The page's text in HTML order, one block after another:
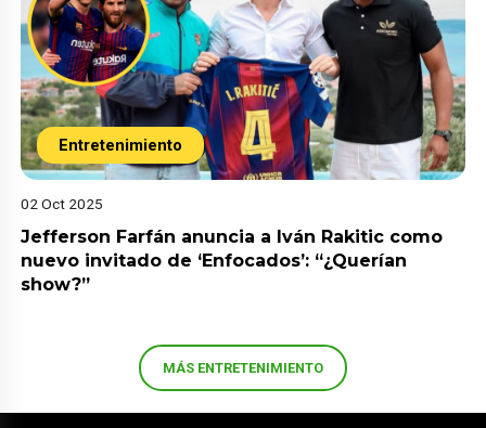
Entretenimiento
02 Oct 2025
Jefferson Farfán anuncia a Iván Rakitic como
nuevo invitado de ‘Enfocados’: “¿Querían
show?”
MÁS ENTRETENIMIENTO